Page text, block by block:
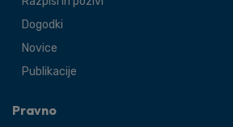
Dogodki
Novice
Publikacije
Pravno